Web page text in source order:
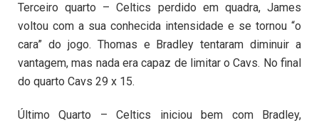
Terceiro quarto – Celtics perdido em quadra, James
voltou com a sua conhecida intensidade e se tornou “o
cara” do jogo. Thomas e Bradley tentaram diminuir a
vantagem, mas nada era capaz de limitar o Cavs. No final
do quarto Cavs 29 x 15.
Último Quarto – Celtics iniciou bem com Bradley,